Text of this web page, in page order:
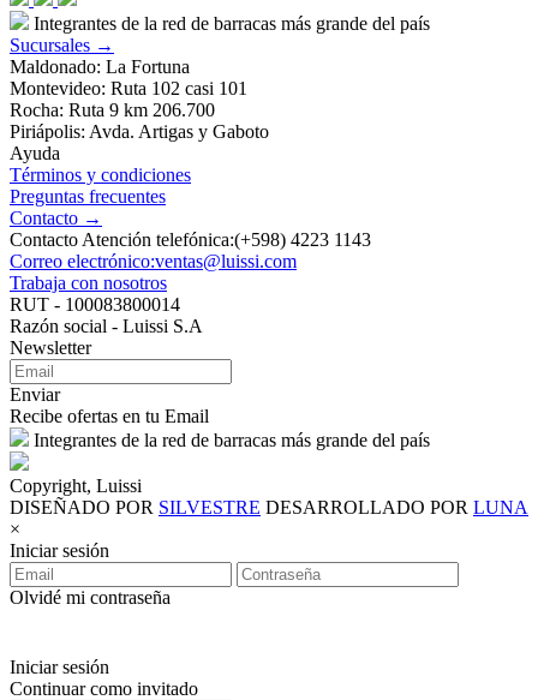
Integrantes de la red de barracas más grande del país
Sucursales →
Maldonado: La Fortuna
Montevideo: Ruta 102 casi 101
Rocha: Ruta 9 km 206.700
Piriápolis: Avda. Artigas y Gaboto
Ayuda
Términos y condiciones
Preguntas frecuentes
Contacto →
Contacto Atención telefónica:(+598) 4223 1143
Correo electrónico:ventas@luissi.com
Trabaja con nosotros
RUT - 100083800014
Razón social - Luissi S.A
Newsletter
Enviar
Recibe ofertas en tu Email
Integrantes de la red de barracas más grande del país
Copyright, Luissi
DISEÑADO POR SILVESTRE DESARROLLADO POR LUNA
×
Iniciar sesión
Olvidé mi contraseña
Iniciar sesión
Continuar como invitado